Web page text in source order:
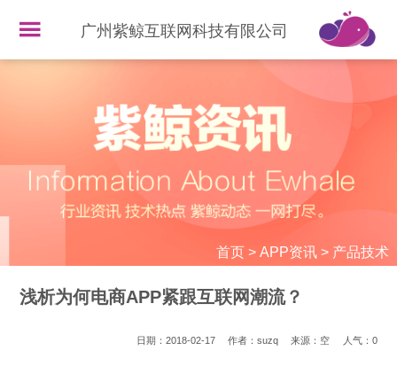
广州紫鲸互联网科技有限公司
首页> APP资讯> 产品技术
浅析为何电商APP紧跟互联网潮流？
日期：2018-02-17 作者：suzq 来源：空 人气： 0